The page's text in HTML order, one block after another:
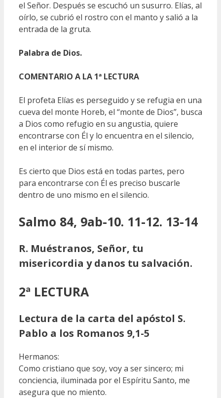
el Señor. Después se escuchó un susurro. Elías, al
oírlo, se cubrió el rostro con el manto y salió a la
entrada de la gruta.
Palabra de Dios.
COMENTARIO A LA 1ª LECTURA
El profeta Elías es perseguido y se refugia en una
cueva del monte Horeb, el “monte de Dios”, busca
a Dios como refugio en su angustia, quiere
encontrarse con Él y lo encuentra en el silencio,
en el interior de sí mismo.
Es cierto que Dios está en todas partes, pero
para encontrarse con Él es preciso buscarle
dentro de uno mismo en el silencio.
Salmo 84, 9ab-10. 11-12. 13-14
R. Muéstranos, Señor, tu
misericordia y danos tu salvación.
2ª LECTURA
Lectura de la carta del apóstol S.
Pablo a los Romanos 9,1-5
Hermanos:
Como cristiano que soy, voy a ser sincero; mi
conciencia, iluminada por el Espíritu Santo, me
asegura que no miento.